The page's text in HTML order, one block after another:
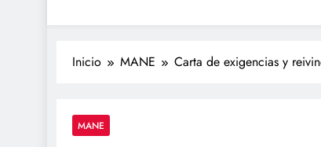
OCE Colombia
Inicio MANE Carta de exigencias y
MANE